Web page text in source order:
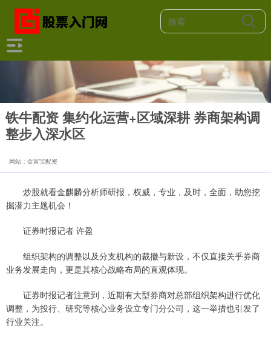
铁牛配资 集约化运营+区域深耕 券商架构调
整步入深水区
网站：金富宝配资
炒股就看金麒麟分析师研报，权威，专业，及时，全面，助您挖
掘潜力主题机会！
证券时报记者 许盈
组织架构的调整以及分支机构的裁撤与新设，不仅直接关乎券商
业务发展走向，更是其核心战略布局的直观体现。
证券时报记者注意到，近期有大型券商对总部组织架构进行优化
调整，为投行、研究等核心业务设立专门分公司，这一举措也引发了
行业关注。